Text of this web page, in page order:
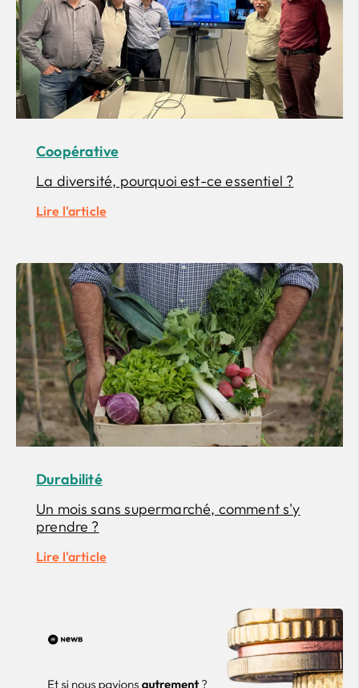
Coopérative
La diversité, pourquoi est-ce essentiel ?
Lire l'article
Durabilité
Un mois sans supermarché, comment s'y
prendre ?
Lire l'article